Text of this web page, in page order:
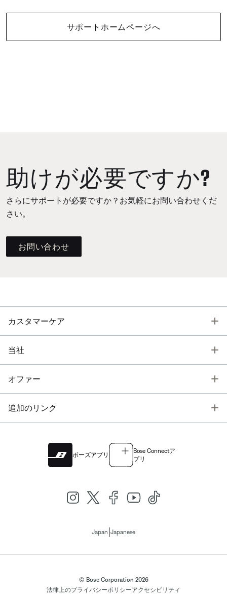
サポートホームページへ
助けが必要ですか?
さらにサポートが必要ですか？お気軽にお問い合わせくだ
さい。
お問い合わせ
カスタマーケア
当社
オファー
追加のリンク
ボーズアプリ
Bose Connectア
プリ
Japan Japanese
© Bose Corporation 2026
法律上のプライバシーポリシーアクセシビリティ